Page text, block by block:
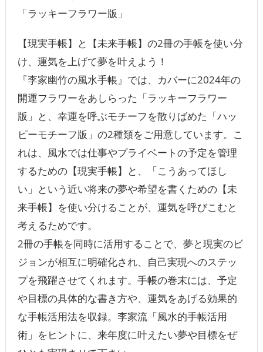
「ラッキーフラワー版」
【現実手帳】と【未来手帳】の2冊の手帳を使い分
け、運気を上げて夢を叶えよう！
『李家幽竹の風水手帳』では、カバーに2024年の
開運フラワーをあしらった「ラッキーフラワー
版」と、幸運を呼ぶモチーフを散りばめた「ハッ
ピーモチーフ版」の2種類をご用意しています。こ
れは、風水では仕事やプライベートの予定を管理
するための【現実手帳】と、「こうあってほし
い」という近い将来の夢や希望を書くための【未
来手帳】を使い分けることが、運気を呼びこむと
考えるためです。
2冊の手帳を同時に活用することで、夢と現実のビ
ジョンが相互に明確化され、自己実現へのステッ
プを飛躍させてくれます。手帳の巻末には、予定
や目標の具体的な書き方や、運気をあげる効果的
な手帳活用法を収録。李家流「風水的手帳活用
術」をヒントに、来年度に叶えたい夢や目標をぜ